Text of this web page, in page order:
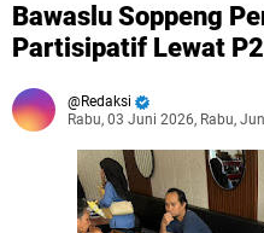
Bawaslu Soppeng
Partisipatif Lewat
Redaksi
Rabu, 03 Juni 2026, Rabu,